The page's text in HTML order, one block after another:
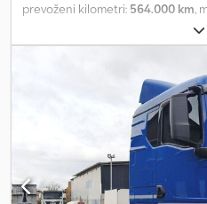
prevoženi kilometri: 564.000 km,
, vrsta goriva:
konfiguracija osi:8x4, medosna
Euro 5,
, Leto izdelave:
Euro 5 Dodeix E Azjpfx Adzeck
3.80 m Platform length: 7.40 m 6
YV2JG30G9AA695983 In good
drive! Tel. 44